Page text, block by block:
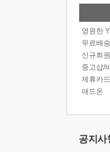
영원한
무료배
신규회
중고샵/
제휴카
애드온
공지사